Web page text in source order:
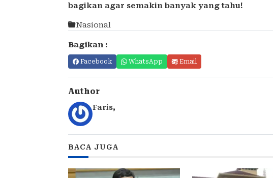
bagikan agar semakin banyak yang tahu!
Nasional
Bagikan :
Facebook WhatsApp Email
Author
Faris,
BACA JUGA